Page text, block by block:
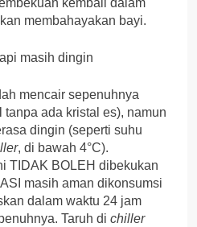
kembali dalam
membahayakan bayi.
masih dingin
mencair sepenuhnya
tanpa ada kristal es), namun
dingin (seperti suhu
, di bawah 4°C).
TIDAK BOLEH dibekukan
masih aman dikonsumsi
dalam waktu 24 jam
Taruh di chiller